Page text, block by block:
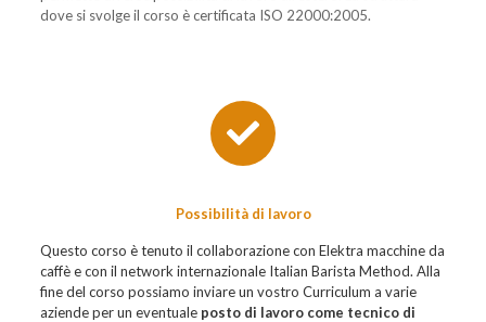
dove si svolge il corso è certificata ISO 22000:2005.
Possibilità di lavoro
Questo corso è tenuto il collaborazione con Elektra macchine da
caffè e con il network internazionale Italian Barista Method. Alla
fine del corso possiamo inviare un vostro Curriculum a varie
aziende per un eventuale posto di lavoro come tecnico di